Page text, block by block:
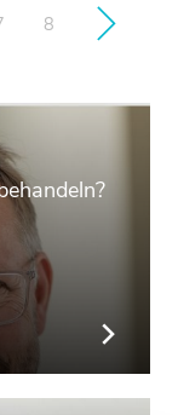
8